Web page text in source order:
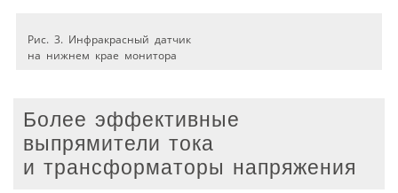
Рис. 3. Инфракрасный датчик
на нижнем крае монитора
Более эффективные
выпрямители тока
и трансформаторы напряжения